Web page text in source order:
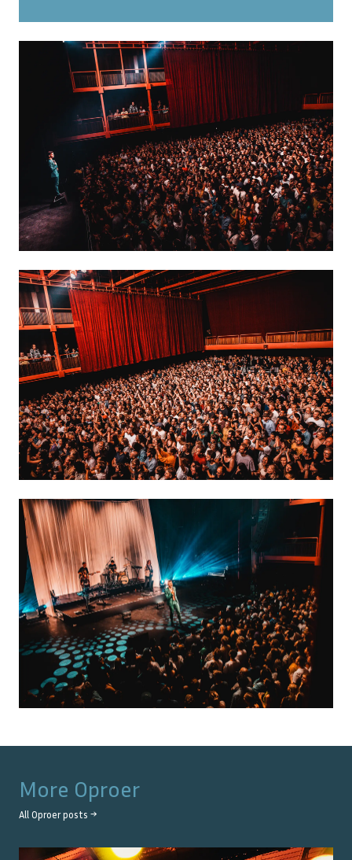
More Oproer
All Oproerposts →